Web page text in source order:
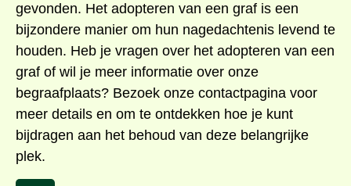
gevonden. Het adopteren van een graf is een
bijzondere manier om hun nagedachtenis levend te
houden. Heb je vragen over het adopteren van een
graf of wil je meer informatie over onze
begraafplaats? Bezoek onze contactpagina voor
meer details en om te ontdekken hoe je kunt
bijdragen aan het behoud van deze belangrijke
plek.